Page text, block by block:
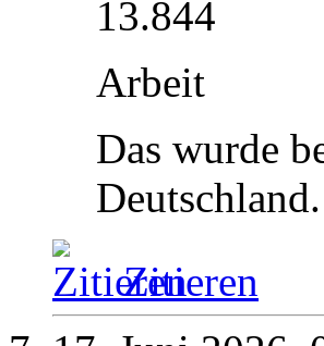
13.844
Arbeit
Das wurde
Deutschland.
Zitieren